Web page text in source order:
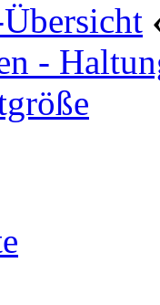
-